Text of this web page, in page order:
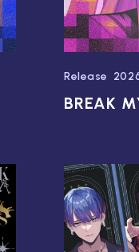
Release
BREAK